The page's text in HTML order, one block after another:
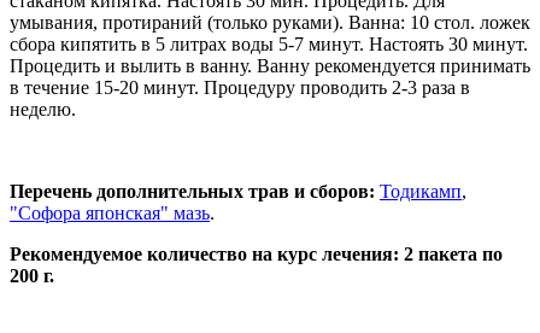
умывания, протираний (только руками). Ванна: 10 стол. ложек
сбора кипятить в 5 литрах воды 5-7 минут. Настоять 30 минут.
Процедить и вылить в ванну. Ванну рекомендуется принимать
в течение 15-20 минут. Процедуру проводить 2-3 раза в
неделю.
Перечень дополнительных трав и сборов: Тодикамп,
"Софора японская" мазь.
Рекомендуемое количество на курс лечения: 2 пакета по
200 г.